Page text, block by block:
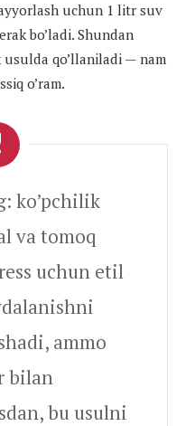
uchun 1 litr suv
bo’ladi. Shundan
usulda qo’llaniladi — nam
o’ram.
ko’pchilik
va tomoq
uchun etil
ammo
bilan
bu usulni